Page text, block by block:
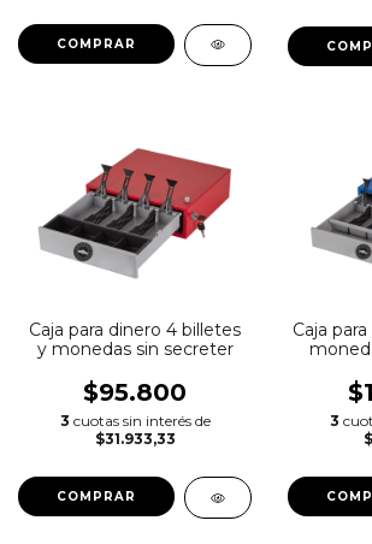
COMPRAR
Caja para dinero 4 billetes
y monedas sin secreter
$95.800
3 cuotas sin interés de
$31.933,33
COMPRAR
Caja
3